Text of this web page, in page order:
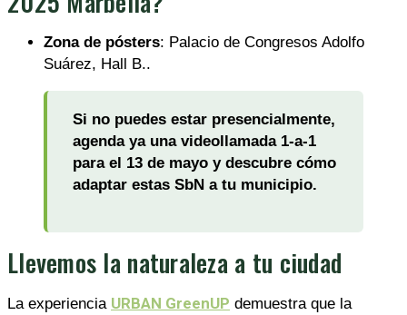
Zona de pósters: Palacio de Congresos Adolfo
Suárez, Hall B..
Si no puedes estar presencialmente,
agenda ya una videollamada 1-a-1
para el 13 de mayo y descubre cómo
adaptar estas SbN a tu municipio.
Llevemos la naturaleza a tu ciudad
La experiencia URBAN GreenUP demuestra que la